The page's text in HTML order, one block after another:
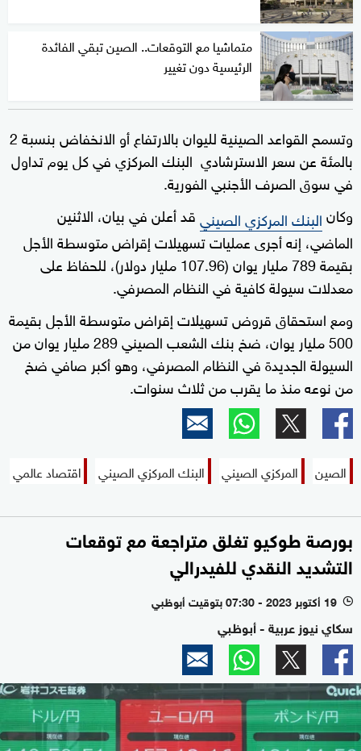
متماشيا مع التوقعات.. الصين تبقي الفائدة
الرئيسية دون تغيير
وتسمح القواعد الصينية لليوان بالارتفاع أو الانخفاض بنسبة 2
بالمئة عن سعر الاسترشادي البنك المركزي في كل يوم تداول
في سوق الصرف الأجنبي الفورية.
وكانالبنك المركزي الصينيقد أعلن في بيان، الاثنين
الماضي، إنه أجرى عمليات تسهيلات إقراض متوسطة الأجل
بقيمة 789 مليار يوان (107.96 مليار دولار)، للحفاظ على
معدلات سيولة كافية في النظام المصرفي.
ومع استحقاق قروض تسهيلات إقراض متوسطة الأجل بقيمة
500 مليار يوان، ضخ بنك الشعب الصيني 289 مليار يوان من
السيولة الجديدة في النظام المصرفي، وهو أكبر صافي ضخ
من نوعه منذ ما يقرب من ثلاث سنوات.
الصين المركزي الصيني البنك المركزي الصيني اقتصاد عالمي
بورصة طوكيو تغلق متراجعة مع توقعات
التشديد النقدي للفيدرالي
l 19 أكتوبر 2023 - 07:30 بتوقيت أبوظبي
سكاي نيوز عربية - أبوظبي